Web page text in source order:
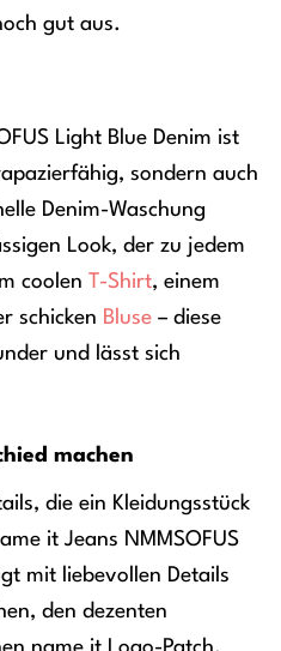
gut aus.
Light Blue Denim ist
sondern auch
Denim-Waschung
Look, der zu jedem
coolen T-Shirt, einem
schicken Bluse – diese
und lässt sich
machen
die ein Kleidungsstück
it Jeans NMMSOFUS
mit liebevollen Details
den dezenten